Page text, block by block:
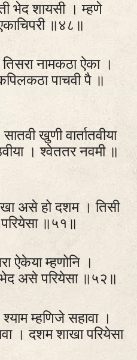
भेद शायसी । म्हणे
॥४८॥
नामकठा ऐका ।
पाचवी पै ॥
खुणी वार्तातवीया
। श्वेततर नवमी ॥
असे हो दशम । तिसी
॥५१॥
ऐकेया म्हणोनि ।
भेद असे परियेसा ॥५२॥
म्हणिजे सहावा ।
। दशम शाखा परियेसा